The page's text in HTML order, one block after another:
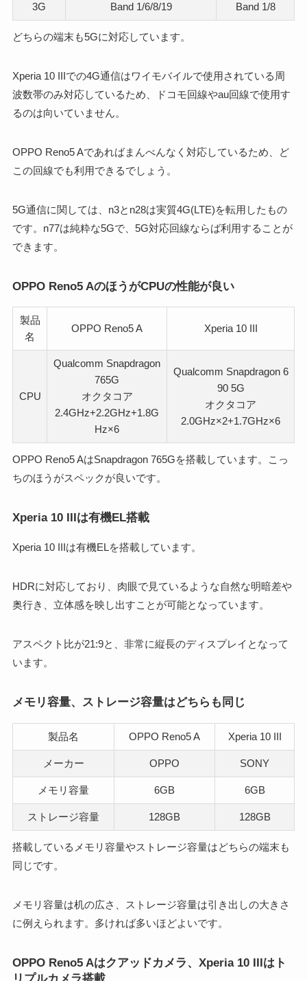
3G Band 1/6/8/19 Band 1/8
どちらの端末も5Gに対応しています。
Xperia 10 IIIでの4G通信はワイモバイルで使用されている周
波数帯のみ対応しているため、ドコモ回線やau回線で使用す
るのは向いていません。
OPPO Reno5 Aであればまんべんなく対応しているため、ど
この回線でも利用できるでしょう。
5G通信に関しては、n3とn28は実質4G(LTE)を転用したもの
です。n77は純粋な5Gで、5G対応回線ならば利用することが
できます。
OPPO Reno5 AのほうがCPUの性能が良い
製品
名
OPPO Reno5 A Xperia 10 III
CPU
Qualcomm Snapdragon
765G
オクタコア
2.4GHz+2.2GHz+1.8G
Hz×6
Qualcomm Snapdragon 6
90 5G
オクタコア
2.0GHz×2+1.7GHz×6
OPPO Reno5 AはSnapdragon 765Gを搭載しています。こっ
ちのほうがスペックが良いです。
Xperia 10 IIIは有機EL搭載
Xperia 10 IIIは有機ELを搭載しています。
HDRに対応しており、肉眼で見ているような自然な明暗差や
奥行き、立体感を映し出すことが可能となっています。
アスペクト比が21:9と、非常に縦長のディスプレイとなって
います。
メモリ容量、ストレージ容量はどちらも同じ
製品名 OPPO Reno5 A Xperia 10 III
メーカー OPPO SONY
メモリ容量 6GB 6GB
ストレージ容量 128GB 128GB
搭載しているメモリ容量やストレージ容量はどちらの端末も
同じです。
メモリ容量は机の広さ、ストレージ容量は引き出しの大きさ
に例えられます。多ければ多いほどよいです。
OPPO Reno5 Aはクアッドカメラ、Xperia 10 IIIはト
リプルカメラ搭載